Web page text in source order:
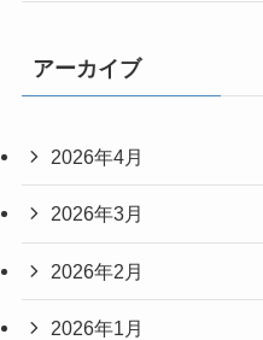
アーカイブ
2026年4月
2026年3月
2026年2月
2026年1月